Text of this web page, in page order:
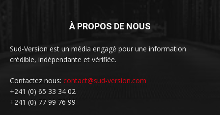
À PROPOS DE NOUS
Sud-Version est un média engagé pour une information
crédible, indépendante et vérifiée.
Contactez nous: contact@sud-version.com
+241 (0) 65 33 34 02
+241 (0) 77 99 76 99